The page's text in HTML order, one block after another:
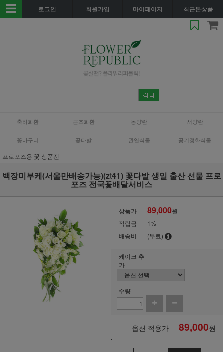
로그인 회원가입 마이페이지 최근본상품
축하화환 근조화환 동양란 서양란
꽃바구니 꽃다발 관엽식물 공기정화식물
프로포즈용 꽃 상품전
백장미부케(서울만배송가능)(zt41) 꽃다발 생일 출산 선물 프로
포즈 전국꽃배달서비스
상품가 89,000원
적립금
1%
배송비
(무료)
케이크 추
가
수량
옵션 적용가 89,000원